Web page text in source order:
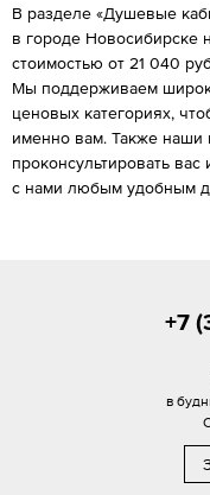
В разделе «Душевые
в городе Новосибирске
стоимостью от 21 040
Мы поддерживаем
ценовых категориях,
именно вам. Также наши
проконсультировать
с нами любым удобным
+7
в